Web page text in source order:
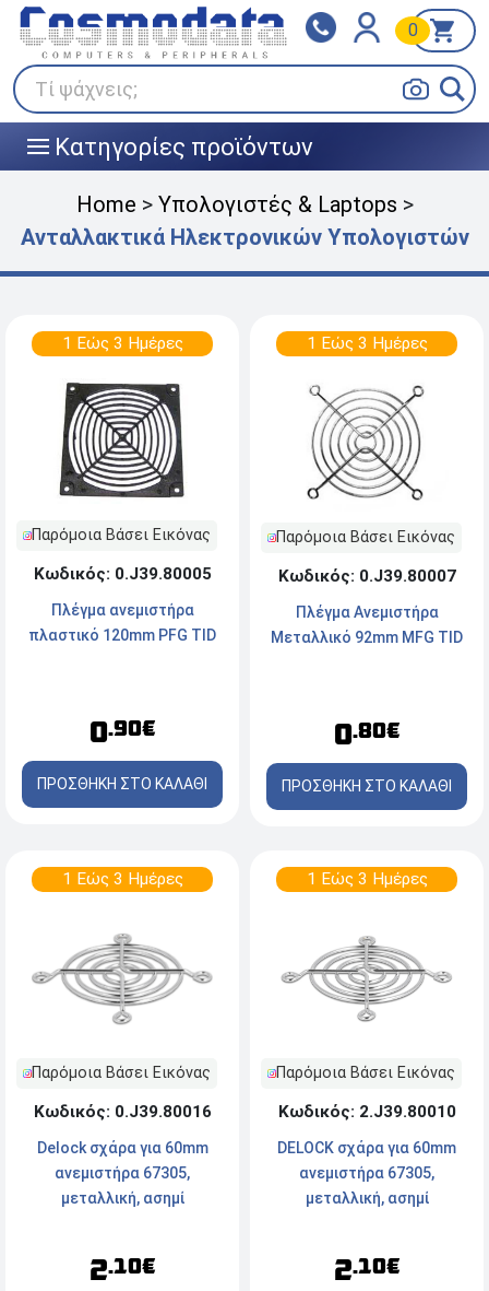
Τί ψάχνεις;
0
||| Κατηγορίες προϊόντων
Klarna
Πληρώστε σε 3
άτοκες δόσεις
BOX NOW
Home > Υπολογιστές & Laptops >
Ανταλλακτικά Ηλεκτρονικών Υπολογιστών
1 Εώς 3 Ημέρες
Παρόμοια Βάσει Εικόνας
Κωδικός: 0.J39.80005
Πλέγμα ανεμιστήρα
πλαστικό 120mm PFG TID
0.90€
ΠΡΟΣΘΗΚΗ ΣΤΟ ΚΑΛΑΘΙ
1 Εώς 3 Ημέρες
Παρόμοια Βάσει Εικόνας
Κωδικός: 0.J39.80007
Πλέγμα Ανεμιστήρα
Μεταλλικό 92mm MFG TID
0.80€
ΠΡΟΣΘΗΚΗ ΣΤΟ ΚΑΛΑΘΙ
1 Εώς 3 Ημέρες
Παρόμοια Βάσει Εικόνας
Κωδικός: 0.J39.80016
Delock σχάρα για 60mm
ανεμιστήρα 67305,
μεταλλική, ασημί
2.10€
1 Εώς 3 Ημέρες
Παρόμοια Βάσει Εικόνας
Κωδικός: 2.J39.80010
DELOCK σχάρα για 60mm
ανεμιστήρα 67305,
μεταλλική, ασημί
2.10€